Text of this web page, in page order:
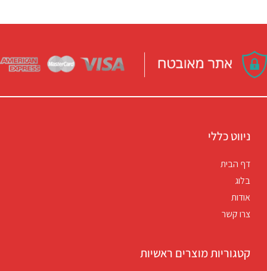
ניווט כללי
דף הבית
בלוג
אודות
צרו קשר
קטגוריות מוצרים ראשיות